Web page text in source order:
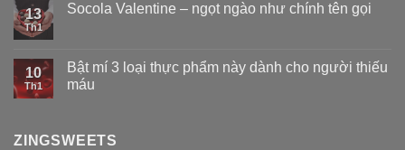
13
Th1
Socola Valentine – ngọt ngào như chính tên gọi
10
Th1
Bật mí 3 loại thực phẩm này dành cho người thiếu
máu
ZINGSWEETS